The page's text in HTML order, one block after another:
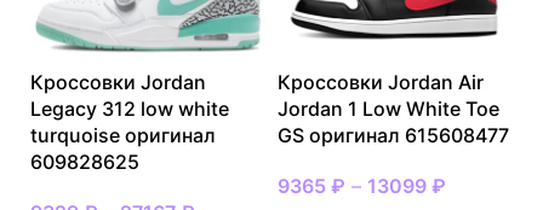
Кроссовки Jordan
Legacy 312 low white
turquoise оригинал
609828625
Кроссовки Jordan Air
Jordan 1 Low White Toe
GS оригинал 615608477
9365 ₽ – 13099 ₽